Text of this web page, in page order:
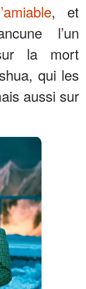
, et
l’un
la mort
qui les
aussi sur